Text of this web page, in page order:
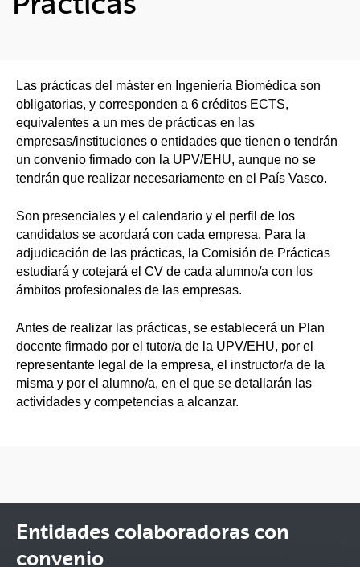
Las prácticas del máster en Ingeniería Biomédica son
obligatorias, y corresponden a 6 créditos ECTS,
equivalentes a un mes de prácticas en las
empresas/instituciones o entidades que tienen o tendrán
un convenio firmado con la UPV/EHU, aunque no se
tendrán que realizar necesariamente en el País Vasco.
Son presenciales y el calendario y el perfil de los
candidatos se acordará con cada empresa. Para la
adjudicación de las prácticas, la Comisión de Prácticas
estudiará y cotejará el CV de cada alumno/a con los
ámbitos profesionales de las empresas.
Antes de realizar las prácticas, se establecerá un Plan
docente firmado por el tutor/a de la UPV/EHU, por el
representante legal de la empresa, el instructor/a de la
misma y por el alumno/a, en el que se detallarán las
actividades y competencias a alcanzar.
Entidades colaboradoras con
convenio